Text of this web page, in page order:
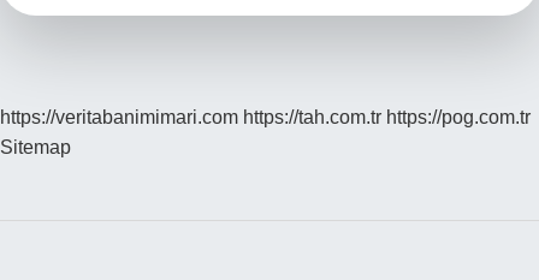
https://veritabanimimari.com https://tah.com.tr https://pog.com.tr
Sitemap